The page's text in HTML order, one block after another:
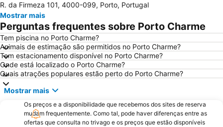
Praia do Furadouro
Cais de Gaia
Magikland
Pavilhão Rosa Mota
Norteshopping
Rua Santa Catarina
Baixa
Centro Histórico do Porto
Casa da Música
Parque & Zoo Santo Inácio
Estação São Bento
Aver-o-Mar Beach
Europarque
Praia da Aguda
Parque da Cidade
Hotel Solverde Beach
Ponte Dom Luís I
R. da Firmeza 101, 4000-099, Porto, Portugal
Mostrar mais
Perguntas frequentes sobre Porto Charme
Tem piscina no Porto Charme?
Animais de estimação são permitidos no Porto Charme?
Tem estacionamento disponível no Porto Charme?
Onde está localizado o Porto Charme?
Quais atrações populares estão perto do Porto Charme?
Mostrar mais
Os preços e a disponibilidade que recebemos dos sites de reserva
mudam frequentemente. Como tal, pode haver diferenças entre as
ofertas que consulta no trivago e os preços que estão disponíveis